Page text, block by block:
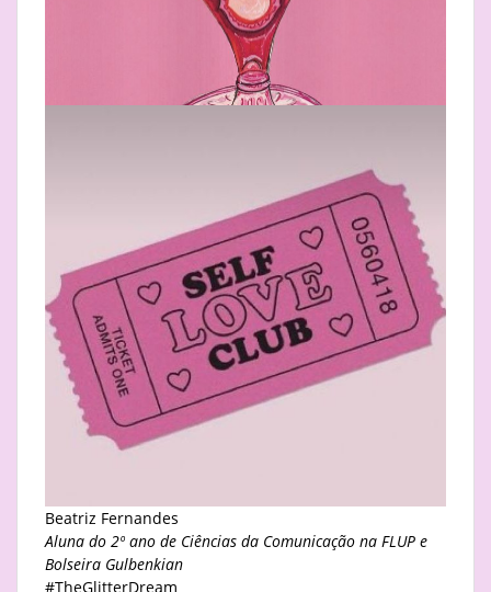
Beatriz Fernandes
Aluna do 2º ano de Ciências da Comunicação na FLUP e
Bolseira Gulbenkian
#TheGlitterDream